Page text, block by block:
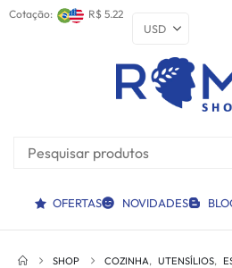
Cotação: R$ 5.22
OFERTAS NOVIDADES
SHOP COZINHA, UTENSÍLIOS,